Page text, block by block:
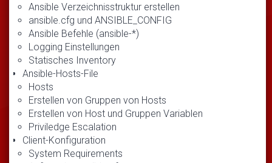
Ansible Verzeichnisstruktur erstellen
ansible.cfg und ANSIBLE_CONFIG
Ansible Befehle (ansible-*)
Logging Einstellungen
Statisches Inventory
Ansible-Hosts-File
Hosts
Erstellen von Gruppen von Hosts
Erstellen von Host und Gruppen Variablen
Priviledge Escalation
Client-Konfiguration
System Requirements